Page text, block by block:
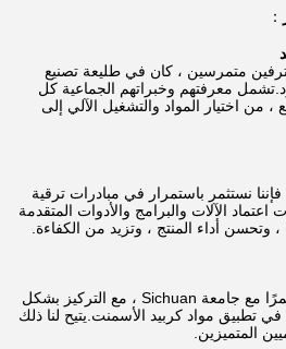
：
متمرسين ، كان في طليعة تصنيع
معرفتهم وخبراتهم الجماعية كل
من اختيار المواد والتشغيل الآلي إلى
فإننا نستثمر باستمرار في مبادرات ترقية
اعتماد الآلات والبرامج والأدوات المتقدمة
، وتحسن أداء المنتج ، وتزيد من الكفاءة.
أسست شركتنا تعاونًا قويًا ومثمرًا مع جامعة Sichuan ، مع التركيز بشكل
مواد كربيد الأسمنت.يتيح لنا ذلك
المتميزين.